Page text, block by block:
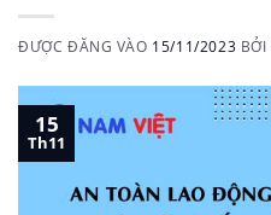
ĐƯỢC ĐĂNG VÀO 15/11/2023 BỞI
15
Th11